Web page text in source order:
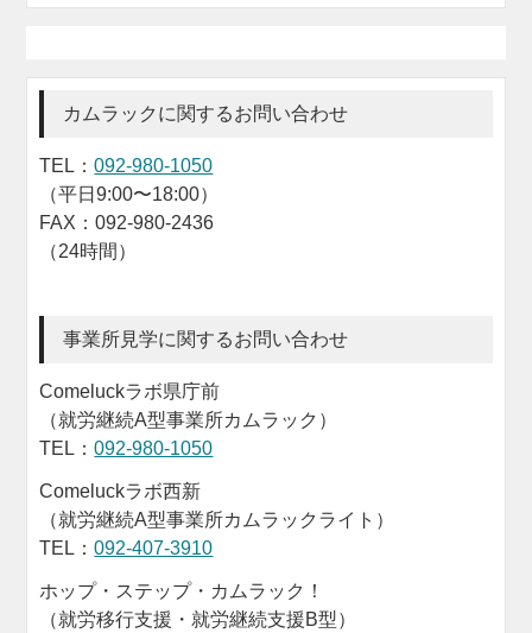
カムラックに関するお問い合わせ
TEL：092-980-1050
（平日9:00〜18:00）
FAX：092-980-2436
（24時間）
事業所見学に関するお問い合わせ
Comeluckラボ県庁前
（就労継続A型事業所カムラック）
TEL：092-980-1050
Comeluckラボ西新
（就労継続A型事業所カムラックライト）
TEL：092-407-3910
ホップ・ステップ・カムラック！
（就労移行支援・就労継続支援B型）